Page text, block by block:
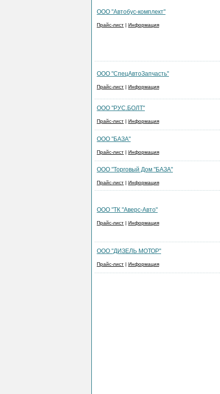
ООО "Автобус-комплект"
Прайс-лист | Информация
ООО "СпецАвтоЗапчасть"
Прайс-лист | Информация
ООО "РУС.БОЛТ"
Прайс-лист | Информация
ООО "БАЗА"
Прайс-лист | Информация
ООО "Торговый Дом "БАЗА"
Прайс-лист | Информация
ООО "ТК "Аверс-Авто"
Прайс-лист | Информация
ООО "ДИЗЕЛЬ МОТОР"
Прайс-лист | Информация